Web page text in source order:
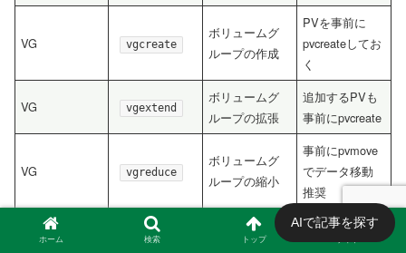
VG vgcreate
ボリュームグ
ループの作成
PVを事前に
pvcreateしてお
く
VG vgextend
ボリュームグ
ループの拡張
追加するPVも
事前にpvcreate
VG vgreduce
ボリュームグ
ループの縮小
事前にpvmove
でデータ移動
推奨
vgdisplay
ボリュームグ
ループの情報
表示のみ
ホーム 検索 トップ
AIで記事を探す